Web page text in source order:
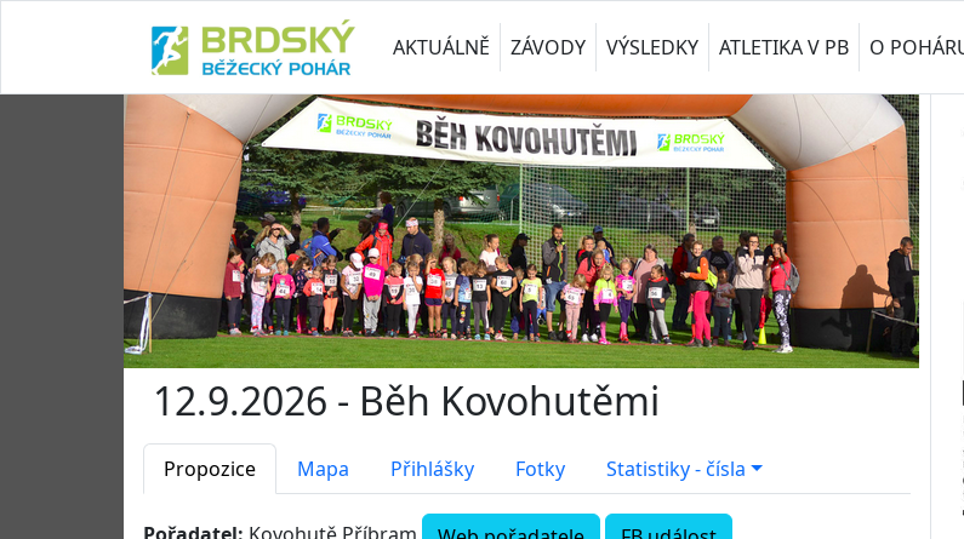
AKTUÁLNĚ ZÁVODY VÝSLEDKY ATLETIKA V PB O
12.9.2026 - Běh Kovohutěmi
Propozice Mapa Přihlášky Fotky Statistiky - čísla